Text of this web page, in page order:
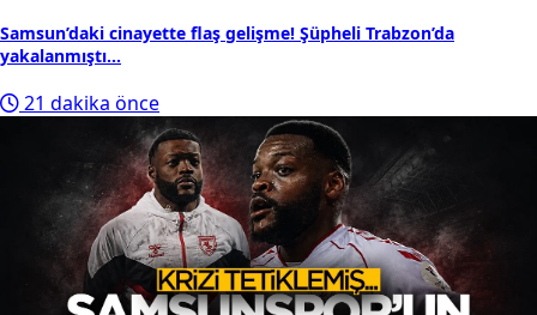
Samsun’daki cinayette flaş gelişme! Şüpheli Trabzon’da
yakalanmıştı...
21 dakika önce